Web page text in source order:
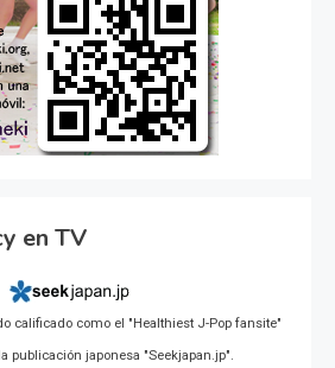
en TV
calificado como el "Healthiest J-Pop fansite"
publicación japonesa "Seekjapan.jp".